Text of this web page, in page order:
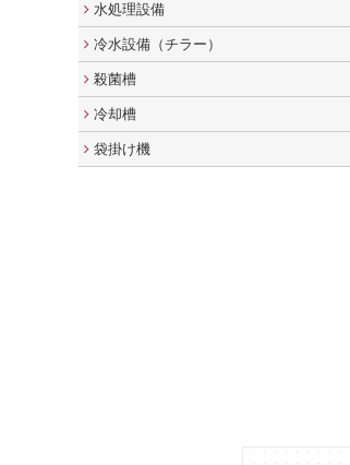
水処理設備
冷水設備（チラー）
殺菌槽
冷却槽
袋掛け機